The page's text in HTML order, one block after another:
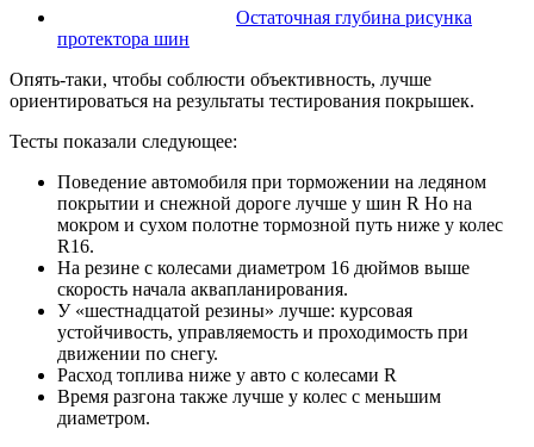
Остаточная глубина рисунка
протектора шин
Опять-таки, чтобы соблюсти объективность, лучше
ориентироваться на результаты тестирования покрышек.
Тесты показали следующее:
Поведение автомобиля при торможении на ледяном
покрытии и снежной дороге лучше у шин R Но на
мокром и сухом полотне тормозной путь ниже у колес
R16.
На резине с колесами диаметром 16 дюймов выше
скорость начала аквапланирования.
У «шестнадцатой резины» лучше: курсовая
устойчивость, управляемость и проходимость при
движении по снегу.
Расход топлива ниже у авто с колесами R
Время разгона также лучше у колес с меньшим
диаметром.